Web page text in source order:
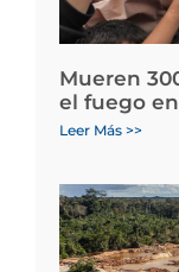
Mueren
el fuego en
Leer Más >>